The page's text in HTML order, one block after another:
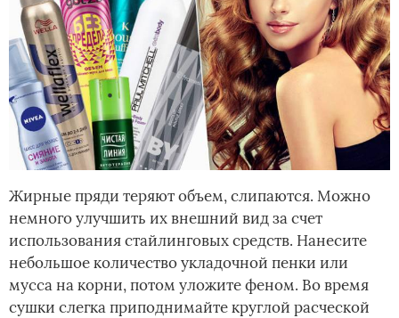
Жирные пряди теряют объем, слипаются. Можно
немного улучшить их внешний вид за счет
использования стайлинговых средств. Нанесите
небольшое количество укладочной пенки или
мусса на корни, потом уложите феном. Во время
сушки слегка приподнимайте круглой расческой